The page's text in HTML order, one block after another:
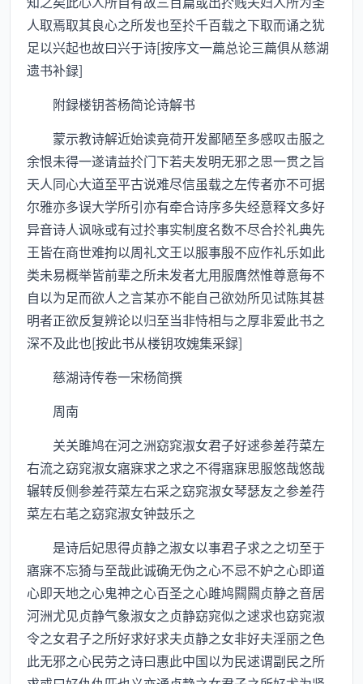
人取焉取其良心之所发也至扵千百载之下取而诵之犹
足以兴起也故曰兴于诗[按序文一萹总论三萹俱从慈湖
遗书补録]
附録楼钥荅杨简论诗解书
蒙示教诗解近始读竟荷开发鄙陋至多感叹击服之
余恨未得一遂请益扵门下若夫发明无邪之思一贯之旨
天人同心大道至平古说难尽信虽载之左传者亦不可据
尔雅亦多误大学所引亦有牵合诗序多失经意释文多好
异音诗人讽咏或有过扵事实制度名数不尽合扵礼典先
王皆在商世难拘以周礼文王以服事殷不应作礼乐如此
类未易概举皆前辈之所未发者尢用服膺然惟尊意毎不
自以为足而欲人之言某亦不能自己欲効所见试陈其甚
明者正欲反复辨论以归至当非恃相与之厚非爱此书之
深不及此也[按此书从楼钥攻媿集采録]
慈湖诗传卷一宋杨简撰
周南
关关雎鸠在河之洲窈窕淑女君子好逑参差荇菜左
右流之窈窕淑女寤寐求之求之不得寤寐思服悠哉悠哉
辗转反侧参差荇菜左右采之窈窕淑女琴瑟友之参差荇
菜左右芼之窈窕淑女钟鼓乐之
是诗后妃思得贞静之淑女以事君子求之之切至于
寤寐不忘猗与至哉此诚确无伪之心不忌不妒之心即道
心即天地之心鬼神之心百圣之心雎鸠闗闗贞静之音居
河洲尤见贞静气象淑女之贞静窈窕似之逑求也窈窕淑
令之女君子之所好求好求夫贞静之女非好夫淫丽之色
此无邪之心民劳之诗曰惠此中国以为民逑谓副民之所